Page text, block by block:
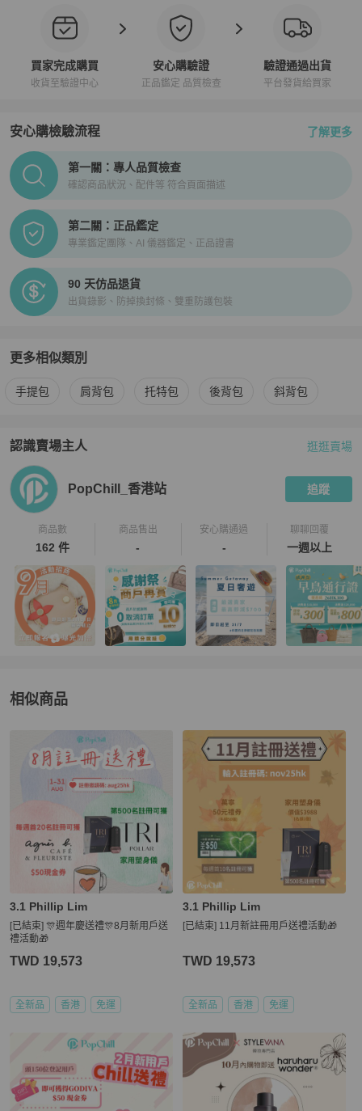
買家完成購買
收貨至驗證中心
安心購驗證
正品鑑定 品質檢查
驗證通過出貨
平台發貨給買家
安心購檢驗流程 了解更多
PopChill拍拍圈正品驗證、安心購檢驗流程介紹
第一關：專人品質檢查
確認商品狀況、配件等 符合頁面描述
第二關：正品鑑定
專業鑑定團隊、AI 儀器鑑定、正品證書
90 天仿品退貨
出貨錄影、防掉換封條、雙重防護包裝
更多相似類別
更多A.P.C. 女包相似商品推薦
手提包 肩背包 托特包 後背包 斜背包
認識賣場主人
PopChill 拍拍圈嚴選賣家
逛逛賣場
PopChill_香港站 追蹤
商品數
162 件
商品售出
-
安心購通過
-
聊聊回覆
一週以上
相似商品
A.P.C.女包 推薦精品
3.1 Phillip Lim
[已結束] 🎊週年慶送禮🎊8月新用戶送
禮活動🎁
TWD 19,573
全新品 香港 免運
3.1 Phillip Lim
[已結束] 11月新註冊用戶送禮活動🎁
TWD 19,573
全新品 香港 免運